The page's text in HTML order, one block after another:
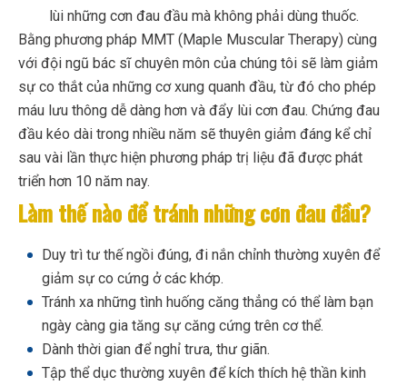
lùi những cơn đau đầu mà không phải dùng thuốc.
Bằng phương pháp MMT (Maple Muscular Therapy) cùng
với đội ngũ bác sĩ chuyên môn của chúng tôi sẽ làm giảm
sự co thắt của những cơ xung quanh đầu, từ đó cho phép
máu lưu thông dễ dàng hơn và đẩy lùi cơn đau. Chứng đau
đầu kéo dài trong nhiều năm sẽ thuyên giảm đáng kể chỉ
sau vài lần thực hiện phương pháp trị liệu đã được phát
triển hơn 10 năm nay.
Làm thế nào để tránh những cơn đau đầu?
Duy trì tư thế ngồi đúng, đi nắn chỉnh thường xuyên để
giảm sự co cứng ở các khớp.
Tránh xa những tình huống căng thẳng có thể làm bạn
ngày càng gia tăng sự căng cứng trên cơ thể.
Dành thời gian để nghỉ trưa, thư giãn.
Tập thể dục thường xuyên để kích thích hệ thần kinh